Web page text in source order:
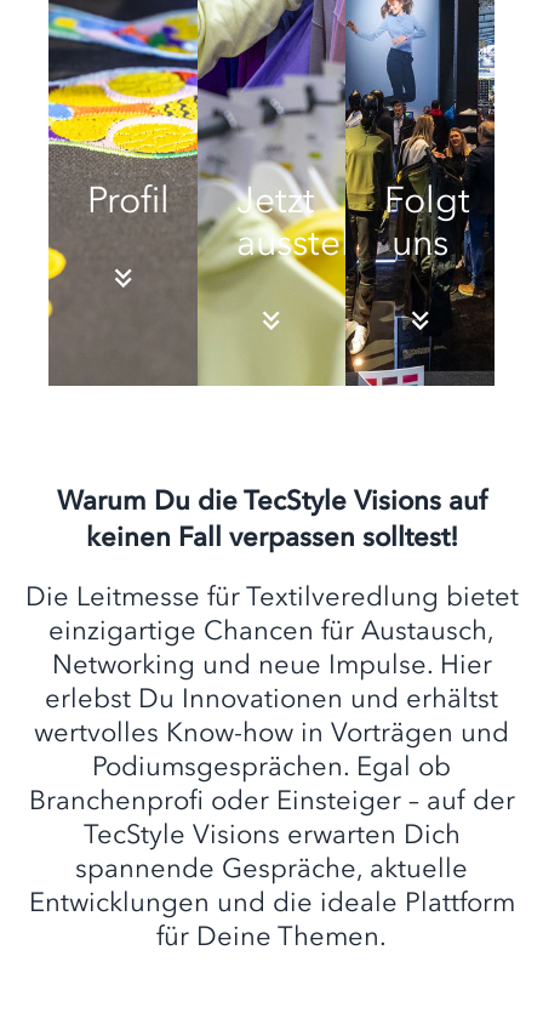
Profil
Jetzt
ausstellen
Folgt
uns
Warum Du die TecStyle Visions auf
keinen Fall verpassen solltest!
Die Leitmesse für Textilveredlung bietet
einzigartige Chancen für Austausch,
Networking und neue Impulse. Hier
erlebst Du Innovationen und erhältst
wertvolles Know-how in Vorträgen und
Podiumsgesprächen. Egal ob
Branchenprofi oder Einsteiger – auf der
TecStyle Visions erwarten Dich
spannende Gespräche, aktuelle
Entwicklungen und die ideale Plattform
für Deine Themen.